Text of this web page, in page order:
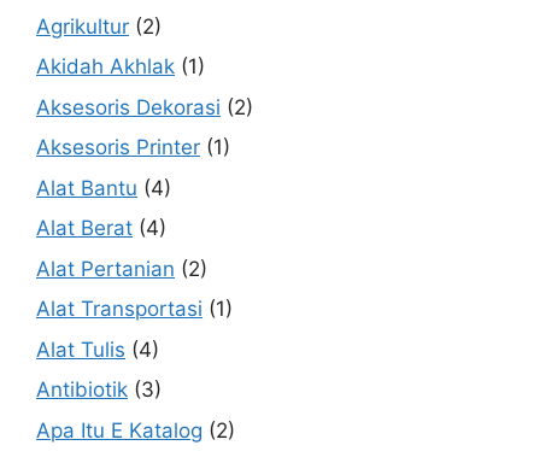
Agrikultur (2)
Akidah Akhlak (1)
Aksesoris Dekorasi (2)
Aksesoris Printer (1)
Alat Bantu (4)
Alat Berat (4)
Alat Pertanian (2)
Alat Transportasi (1)
Alat Tulis (4)
Antibiotik (3)
Apa Itu E Katalog (2)